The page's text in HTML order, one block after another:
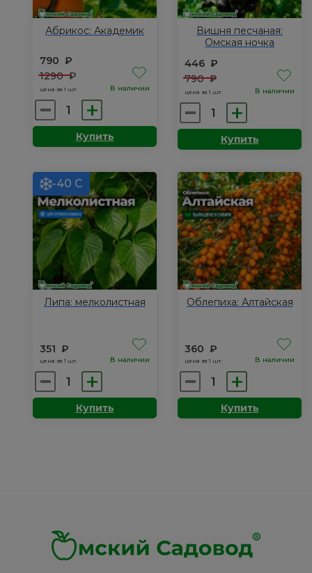
Абрикос: Академик
790 ₽
1290₽
цена за 1 шт. В наличии
Количество
товара
Абрикос:Купить
Вишня песчаная:
Омская ночка
446 ₽
790₽
цена за 1 шт. В наличии
Количество
товара
Вишня
Омская
ночка
Купить
-40 С
Липа: мелколистная
351 ₽
цена за 1 шт. В наличии
Количество
товара
Купить
Облепиха: Алтайская
360 ₽
цена за 1 шт. В наличии
Количество
товара
Облепиха:Купить